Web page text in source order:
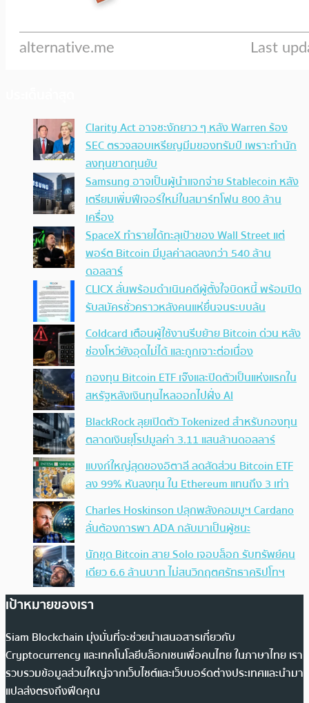
Clarity Act อาจชะงักยาว ๆ หลัง Warren ร้อง
SEC ตรวจสอบเหรียญมีมของทรัมป์ เพราะทำนัก
ลงทุนขาดทุนยับ
Samsung อาจเป็นผู้นำแจกจ่าย Stablecoin หลัง
เตรียมเพิ่มฟีเจอร์ใหม่ในสมาร์ทโฟน 800 ล้าน
เครื่อง
SpaceX ทำรายได้ทะลุเป้าของ Wall Street แต่
พอร์ต Bitcoin มีมูลค่าลดลงกว่า 540 ล้าน
ดอลลาร์
CLICX ลั่นพร้อมดำเนินคดีผู้ตั้งใจบิดหนี้ พร้อมปิด
รับสมัครชั่วคราวหลังคนแห่ยื่นจนระบบล้น
Coldcard เตือนผู้ใช้งานรีบย้าย Bitcoin ด่วน หลัง
ช่องโหว่ยังอุดไม่ได้ และถูกเจาะต่อเนื่อง
กองทุน Bitcoin ETF เจ๊งและปิดตัวเป็นแห่งแรกใน
สหรัฐหลังเงินทุนไหลออกไปฝั่ง AI
BlackRock ลุยเปิดตัว Tokenized สำหรับกองทุน
ตลาดเงินยุโรปมูลค่า 3.11 แสนล้านดอลลาร์
แบงก์ใหญ่สุดของอิตาลี ลดสัดส่วน Bitcoin ETF
ลง 99% หันลงทุน ใน Ethereum แทนถึง 3 เท่า
Charles Hoskinson ปลุกพลังคอมมูฯ Cardano
ลั่นต้องการพา ADA กลับมาเป็นผู้ชนะ
นักขุด Bitcoin สาย Solo เจอบล็อก รับทรัพย์คน
เดียว 6.6 ล้านบาท ไม่สนวิกฤตศรัทธาคริปโทฯ
เป้าหมายของเรา
Siam Blockchain มุ่งมั่นที่จะช่วยนำเสนอสารเกี่ยวกับ
Cryptocurrency และเทคโนโลยีบล็อกเชนเพื่อคนไทย ในภาษาไทย เรา
รวบรวมข้อมูลส่วนใหญ่จากเว็บไซต์และเว็บบอร์ดต่างประเทศและนำมา
แปลส่งตรงถึงฟีดคุณ